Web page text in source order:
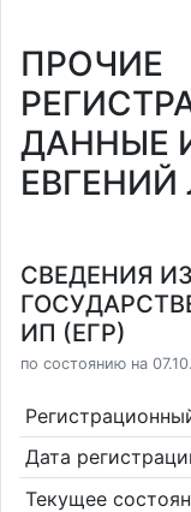
ПРОЧИЕ
ДАННЫЕ
СВЕДЕНИЯ
ИП (ЕГР)
по состоянию на
Дата
Текущее